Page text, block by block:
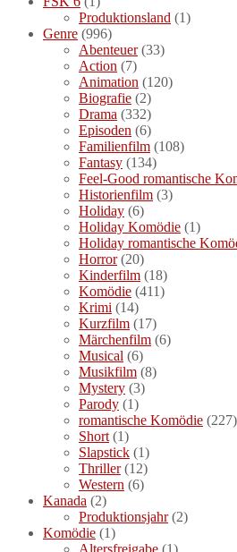
Produktionsland (1)
Genre (996)
Abenteuer(33)
Action (7)
Animation (120)
Biografie (2)
Drama (332)
Episoden (6)
Familienfilm (108)
Fantasy (134)
Feel-Good romantische
Historienfilm (3)
Holiday (6)
Holiday Komödie (1)
Holiday romantische
Horror(20)
Kinderfilm (18)
Komödie (411)
Krimi (14)
Kurzfilm (17)
Märchenfilm (6)
Musical (6)
Musikfilm (8)
Mystery (3)
Parody (1)
romantische Komödie (227)
Short (1)
Slapstick (1)
Thriller(12)
Western (6)
Kanada (2)
Produktionsjahr(2)
Komödie (1)
Altersfreigabe (1)